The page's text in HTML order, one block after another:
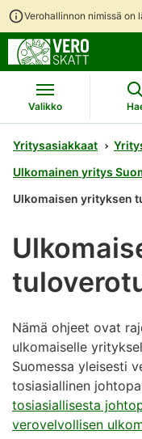
Verohallinnon nimissä
Valikko
Yritysasiakkaat
Ulkomainen yritys
Ulkomaisen yrityksen
Nämä ohjeet ovat
ulkomaiselle
Suomessa yleisesti
tosiasiallinen
tosiasiallisesta
verovelvollisen